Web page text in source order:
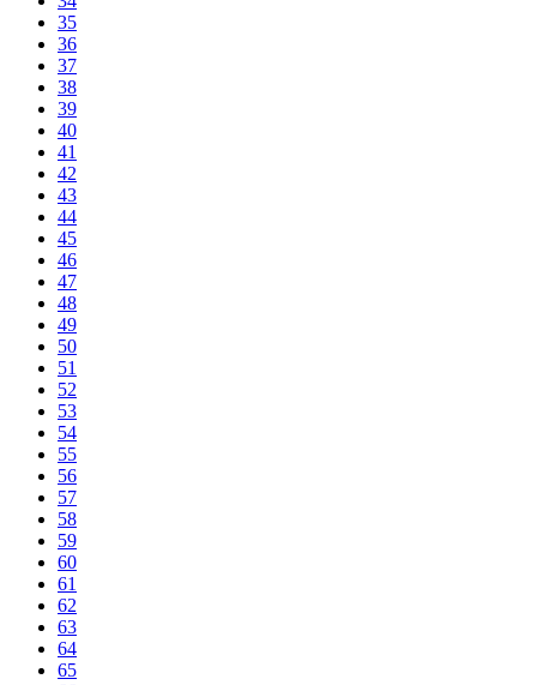
35
36
37
38
39
40
41
42
43
44
45
46
47
48
49
50
51
52
53
54
55
56
57
58
59
60
61
62
63
64
65